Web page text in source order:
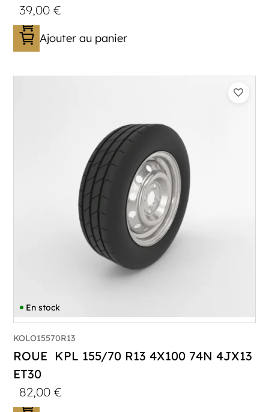
39,00€
Ajouter au panier
En stock
KOLO15570R13
ROUE KPL 155/70 R13 4X100 74N 4JX13
ET30
82,00€